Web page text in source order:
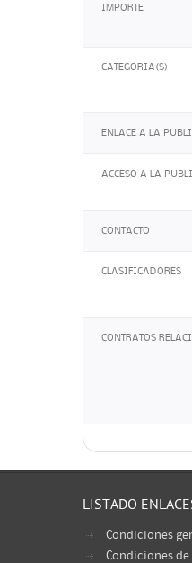
IMPORTE
CATEGORIA(S)
ENLACE A LA
ACCESO A LA
CONTACTO
CLASIFICADORES
CONTRATOS
LISTADO
Condiciones
Condiciones de